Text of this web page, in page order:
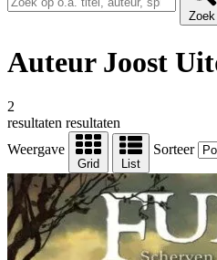
Zoek
Auteur Joost
2
resultaten resultaten
Weergave
Grid List
Sorteer